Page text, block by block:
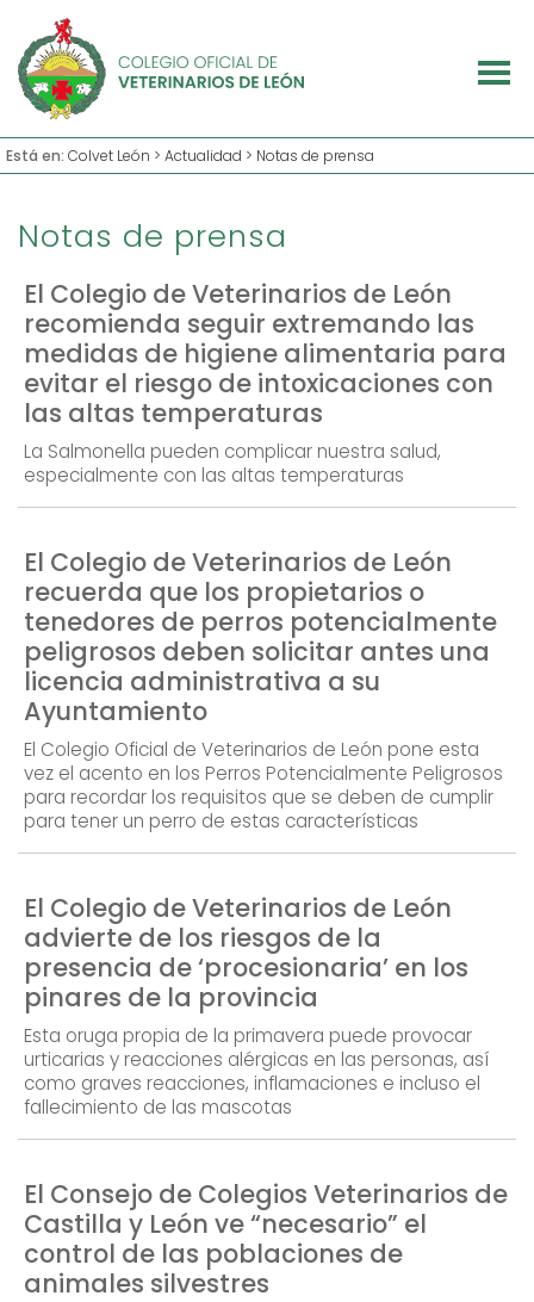
Está en: Colvet León > Actualidad > Notas de prensa
Notas de prensa
El Colegio de Veterinarios de León
recomienda seguir extremando las
medidas de higiene alimentaria para
evitar el riesgo de intoxicaciones con
las altas temperaturas
La Salmonella pueden complicar nuestra salud,
especialmente con las altas temperaturas
El Colegio de Veterinarios de León
recuerda que los propietarios o
tenedores de perros potencialmente
peligrosos deben solicitar antes una
licencia administrativa a su
Ayuntamiento
El Colegio Oficial de Veterinarios de León pone esta
vez el acento en los Perros Potencialmente Peligrosos
para recordar los requisitos que se deben de cumplir
para tener un perro de estas características
El Colegio de Veterinarios de León
advierte de los riesgos de la
presencia de ‘procesionaria’ en los
pinares de la provincia
Esta oruga propia de la primavera puede provocar
urticarias y reacciones alérgicas en las personas, así
como graves reacciones, inflamaciones e incluso el
fallecimiento de las mascotas
El Consejo de Colegios Veterinarios de
Castilla y León ve “necesario” el
control de las poblaciones de
animales silvestres